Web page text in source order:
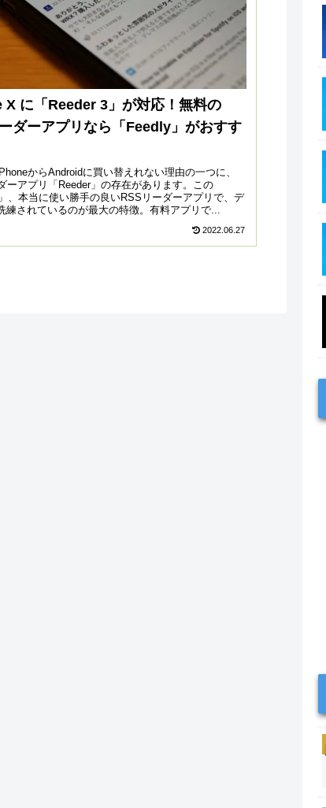
X に「Reeder 3」が対応！無料の
ダーアプリなら「Feedly」がおすす
からAndroidに買い替えれない理由の一つに、
ーアプリ「Reeder」の存在があります。この
」、本当に使い勝手の良いRSSリーダーアプリで、デ
練されているのが最大の特徴。有料アプリで...
2022.06.27